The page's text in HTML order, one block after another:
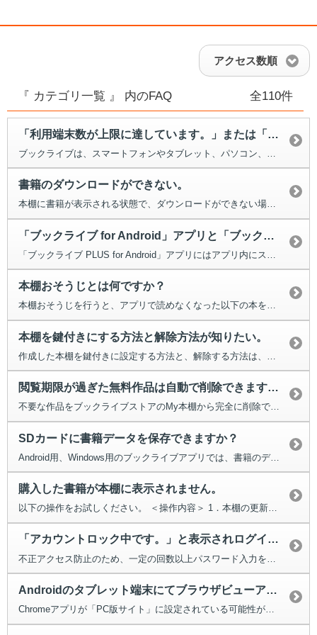
アクセス数順
『 カテゴリ一覧 』 内のFAQ 全110件
「利用端末数が上限に達しています。」または「アカウントの認証ができませんで...
書籍のダウンロードができない。
本棚に書籍が表示される状態で、ダウンロードができない場合は、 以下の...
「ブックライブ for Android」アプリと「ブックライブ PLUS ...
本棚おそうじとは何ですか？
本棚おそうじを行うと、アプリで読めなくなった以下の本をアプリから削除す...
本棚を鍵付きにする方法と解除方法が知りたい。
閲覧期限が過ぎた無料作品は自動で削除できますか？
不要な作品をブックライブストアのMy本棚から完全に削除できる機能が...
SDカードに書籍データを保存できますか？
Android用、Windows用のブックライブアプリでは、書籍のデー...
購入した書籍が本棚に表示されません。
以下の操作をお試しください。 ＜操作内容＞ 1．本棚の更新をし...
「アカウントロック中です。」と表示されログインできません。
Androidのタブレット端末にてブラウザビューアのページがめくれない。
Chromeアプリが「PC版サイト」に設定されている可能性があります。以下...